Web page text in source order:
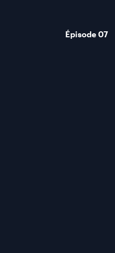
Épisode 07